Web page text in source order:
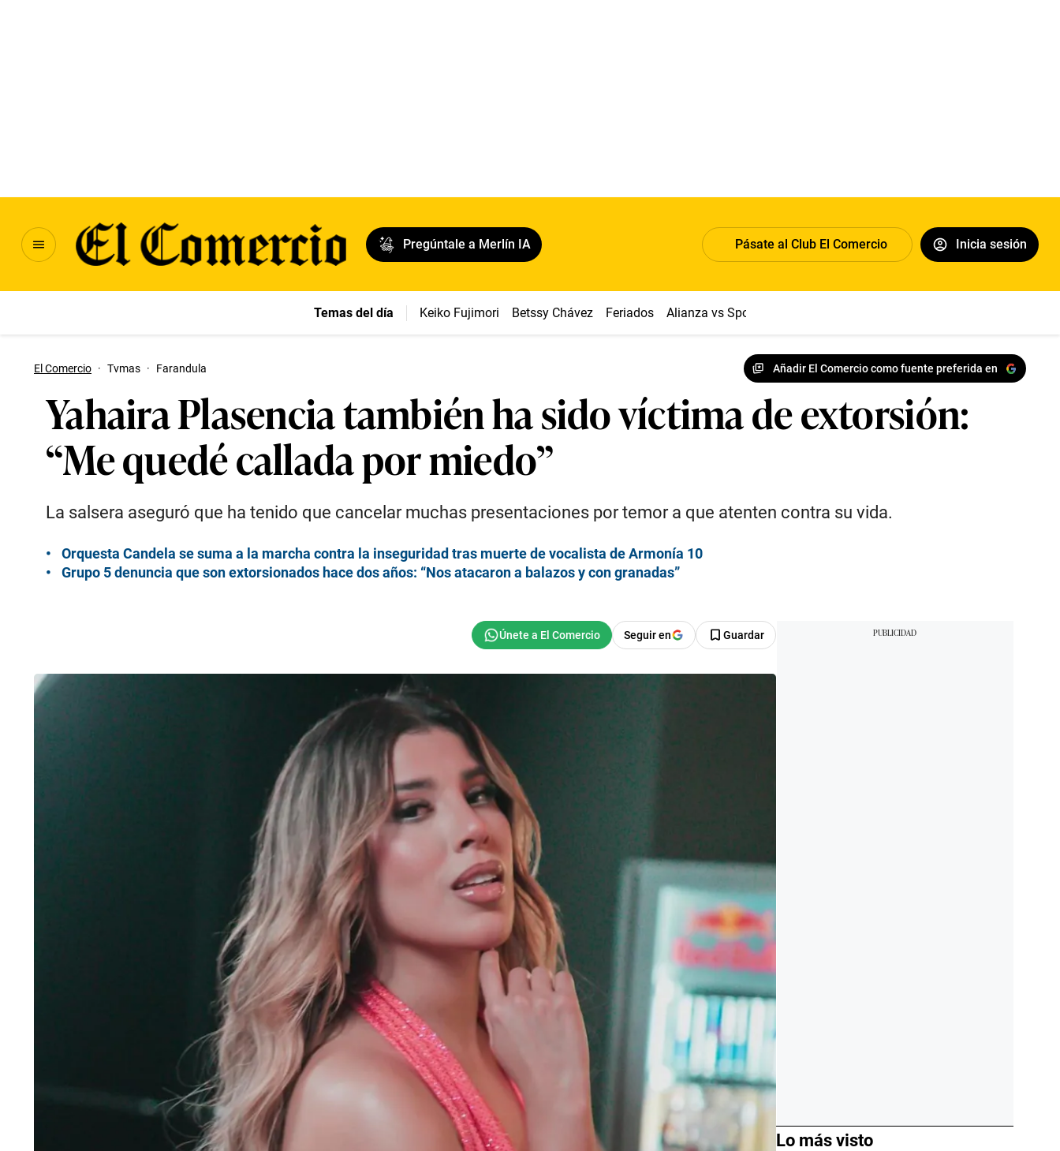
Pregúntale a Merlín IA Pásate al Club El Comercio Inicia sesión
Temas del día Keiko Fujimori Betssy Chávez Feriados Alianza vs Sport Boys
El Comercio · Tvmas · Farandula Añadir El Comercio como fuente preferida en
Yahaira Plasencia también ha sido víctima de extorsión:
“Me quedé callada por miedo”
La salsera aseguró que ha tenido que cancelar muchas presentaciones por temor a que atenten contra su vida.
Orquesta Candela se suma a la marcha contra la inseguridad tras muerte de vocalista de Armonía 10
Grupo 5 denuncia que son extorsionados hace dos años: “Nos atacaron a balazos y con granadas”
Seguir en Guardar
Lo más visto